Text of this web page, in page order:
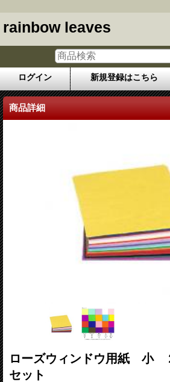
rainbow leaves
ログイン 新規登録はこちら
商品詳細
ローズウィンドウ用紙 小
セット